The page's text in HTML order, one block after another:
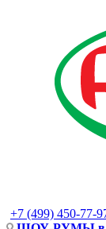
+7 (499) 450-77-